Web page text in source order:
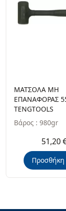
ΜΑΤΣΟΛΑ ΜΗ
ΕΠΑΝΑΦΟΡΑΣ
TENGTOOLS
Βάρος : 980gr
51,20
Προσθήκη